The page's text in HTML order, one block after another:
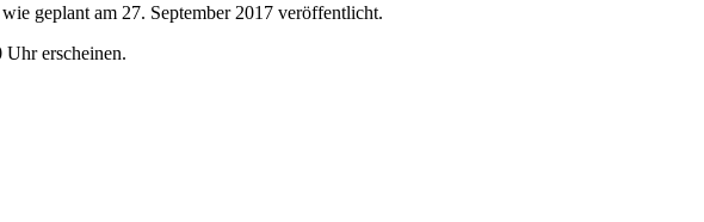
geplant am 27. September 2017 veröffentlicht.
erscheinen.